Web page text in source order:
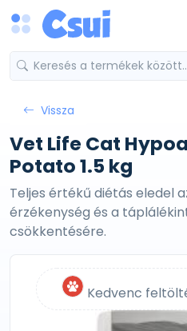
Vissza
Vet Life Cat
Potato 1.5 kg
Teljes értékű diétás eledel
érzékenység és a
csökkentésére.
Kedvenc